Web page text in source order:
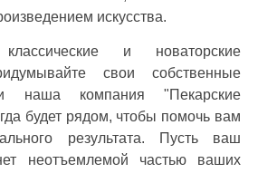
искусства.
и новаторские
свои собственные
наша компания "Пекарские
будет рядом, чтобы помочь вам
результата. Пусть ваш
неотъемлемой частью ваших